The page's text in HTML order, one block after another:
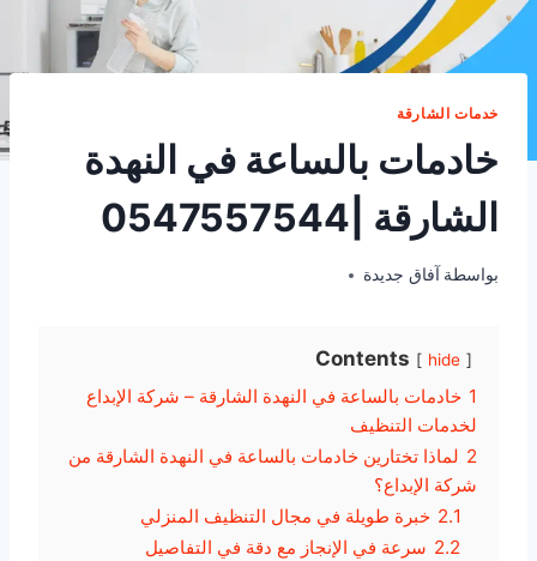
خدمات الشارقة
خادمات بالساعة في النهدة
الشارقة |0547557544
بواسطة آفاق جديدة فبراير 17, 2026
Contents hide
1 خادمات بالساعة في النهدة الشارقة – شركة الإبداع
لخدمات التنظيف
2 لماذا تختارين خادمات بالساعة في النهدة الشارقة من
شركة الإبداع؟
2.1 خبرة طويلة في مجال التنظيف المنزلي
2.2 سرعة في الإنجاز مع دقة في التفاصيل